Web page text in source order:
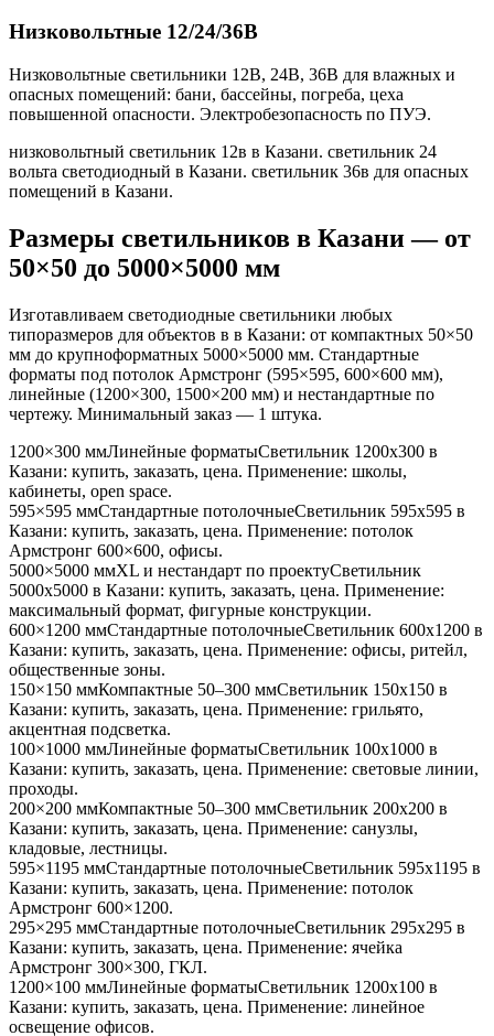
Низковольтные 12/24/36В
Низковольтные светильники 12В, 24В, 36В для влажных и
опасных помещений: бани, бассейны, погреба, цеха
повышенной опасности. Электробезопасность по ПУЭ.
низковольтный светильник 12в в Казани. светильник 24
вольта светодиодный в Казани. светильник 36в для опасных
помещений в Казани.
Размеры светильников в Казани— от
50×50 до 5000×5000 мм
Изготавливаем светодиодные светильники любых
типоразмеров для объектов в в Казани: от компактных 50×50
мм до крупноформатных 5000×5000 мм. Стандартные
форматы под потолок Армстронг (595×595, 600×600 мм),
линейные (1200×300, 1500×200 мм) и нестандартные по
чертежу. Минимальный заказ — 1 штука.
1200×300 ммЛинейные форматыСветильник 1200x300 в
Казани: купить, заказать, цена. Применение: школы,
кабинеты, open space.
595×595 ммСтандартные потолочныеСветильник 595x595 в
Казани: купить, заказать, цена. Применение: потолок
Армстронг 600×600, офисы.
5000×5000 ммXL и нестандарт по проектуСветильник
5000x5000 в Казани: купить, заказать, цена. Применение:
максимальный формат, фигурные конструкции.
600×1200 ммСтандартные потолочныеСветильник 600x1200 в
Казани: купить, заказать, цена. Применение: офисы, ритейл,
общественные зоны.
150×150 ммКомпактные 50–300 ммСветильник 150x150 в
Казани: купить, заказать, цена. Применение: грильято,
акцентная подсветка.
100×1000 ммЛинейные форматыСветильник 100x1000 в
Казани: купить, заказать, цена. Применение: световые линии,
проходы.
200×200 ммКомпактные 50–300 ммСветильник 200x200 в
Казани: купить, заказать, цена. Применение: санузлы,
кладовые, лестницы.
595×1195 ммСтандартные потолочныеСветильник 595x1195 в
Казани: купить, заказать, цена. Применение: потолок
Армстронг 600×1200.
295×295 ммСтандартные потолочныеСветильник 295x295 в
Казани: купить, заказать, цена. Применение: ячейка
Армстронг 300×300, ГКЛ.
1200×100 ммЛинейные форматыСветильник 1200x100 в
Казани: купить, заказать, цена. Применение: линейное
освещение офисов.